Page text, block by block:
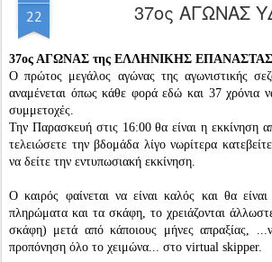
22 37oς ΑΓΩΝΑΣ
37oς ΑΓΩΝΑΣ της ΕΛΛΗΝΙΚΗΣ
Ο πρώτος μεγάλος αγώνας της αγωνιστικής
αναμένεται όπως κάθε φορά εδώ και 37 χρόνια
συμμετοχές.
Την Παρασκευή στις 16:00 θα είναι η εκκίνηση
τελειώσετε την βδομάδα λίγο νωρίτερα
να δείτε την εντυπωσιακή εκκίνηση.
Ο καιρός φαίνεται να είναι καλός και θα
πληρώματα και τα σκάφη, το χρειάζονται
σκάφη) μετά από κάποιους μήνες απραξίας,
προπόνηση όλο το χειμώνα... στο virtual skipper.